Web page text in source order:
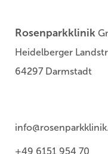
Rosenparkklinik
Heidelberger
64297 Darmstadt
+49 6151 954 70